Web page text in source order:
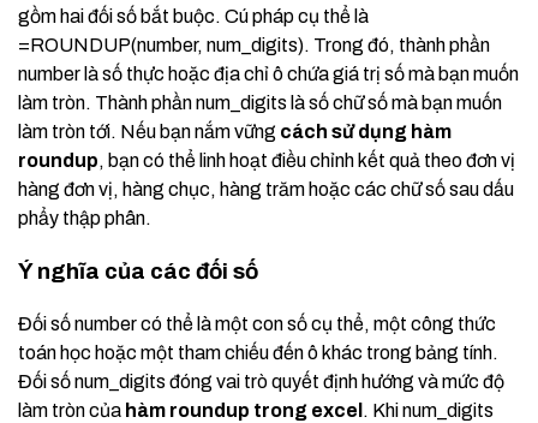
gồm hai đối số bắt buộc. Cú pháp cụ thể là
=ROUNDUP(number, num_digits). Trong đó, thành phần
number là số thực hoặc địa chỉ ô chứa giá trị số mà bạn muốn
làm tròn. Thành phần num_digits là số chữ số mà bạn muốn
làm tròn tới. Nếu bạn nắm vững cách sử dụng hàm
roundup, bạn có thể linh hoạt điều chỉnh kết quả theo đơn vị
hàng đơn vị, hàng chục, hàng trăm hoặc các chữ số sau dấu
phẩy thập phân.
Ý nghĩa của các đối số
Đối số number có thể là một con số cụ thể, một công thức
toán học hoặc một tham chiếu đến ô khác trong bảng tính.
Đối số num_digits đóng vai trò quyết định hướng và mức độ
làm tròn của hàm roundup trong excel . Khi num_digits